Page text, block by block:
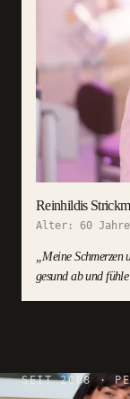
Reinhildis
Alter: 60 Jahre
„Meine Schmerzen
gesund ab und
SEIT 2008 ·